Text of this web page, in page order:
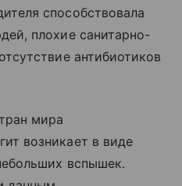
способствовала
плохие санитарно-
антибиотиков
мира
возникает в виде
вспышек.